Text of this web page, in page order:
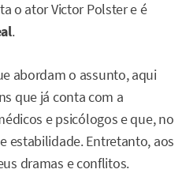
o ator Victor Polster e é
.
abordam o assunto, aqui
que já conta com a
e psicólogos e que, no
estabilidade. Entretanto, aos
dramas e conflitos.